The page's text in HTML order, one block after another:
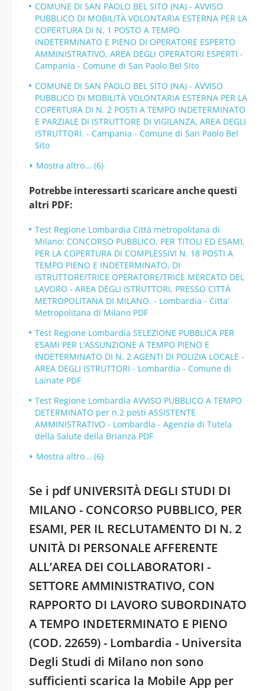
COMUNE DI SAN PAOLO BEL SITO (NA) - AVVISO
PUBBLICO DI MOBILITÀ VOLONTARIA ESTERNA PER LA
COPERTURA DI N. 1 POSTO A TEMPO
INDETERMINATO E PIENO DI OPERATORE ESPERTO
AMMINISTRATIVO, AREA DEGLI OPERATORI ESPERTI -
Campania - Comune di San Paolo Bel Sito
COMUNE DI SAN PAOLO BEL SITO (NA) - AVVISO
PUBBLICO DI MOBILITÀ VOLONTARIA ESTERNA PER LA
COPERTURA DI N. 2 POSTI A TEMPO INDETERMINATO
E PARZIALE DI ISTRUTTORE DI VIGILANZA, AREA DEGLI
ISTRUTTORI. - Campania - Comune di San Paolo Bel
Sito
Mostra altro... (6)
Potrebbe interessarti scaricare anche questi
altri PDF:
Test Regione Lombardia Città metropolitana di
Milano: CONCORSO PUBBLICO, PER TITOLI ED ESAMI,
PER LA COPERTURA DI COMPLESSIVI N. 18 POSTI A
TEMPO PIENO E INDETERMINATO, DI
ISTRUTTORE/TRICE OPERATORE/TRICE MERCATO DEL
LAVORO - AREA DEGLI ISTRUTTORI, PRESSO CITTÀ
METROPOLITANA DI MILANO. - Lombardia - Citta’
Metropolitana di Milano PDF
Test Regione Lombardia SELEZIONE PUBBLICA PER
ESAMI PER L’ASSUNZIONE A TEMPO PIENO E
INDETERMINATO DI N. 2 AGENTI DI POLIZIA LOCALE -
AREA DEGLI ISTRUTTORI - Lombardia - Comune di
Lainate PDF
Test Regione Lombardia AVVISO PUBBLICO A TEMPO
DETERMINATO per n.2 posti ASSISTENTE
AMMINISTRATIVO - Lombardia - Agenzia di Tutela
della Salute della Brianza PDF
Mostra altro... (6)
Se i pdf UNIVERSITÀ DEGLI STUDI DI
MILANO - CONCORSO PUBBLICO, PER
ESAMI, PER IL RECLUTAMENTO DI N. 2
UNITÀ DI PERSONALE AFFERENTE
ALL’AREA DEI COLLABORATORI -
SETTORE AMMINISTRATIVO, CON
RAPPORTO DI LAVORO SUBORDINATO
A TEMPO INDETERMINATO E PIENO
(COD. 22659) - Lombardia - Universita
Degli Studi di Milano non sono
sufficienti scarica la Mobile App per